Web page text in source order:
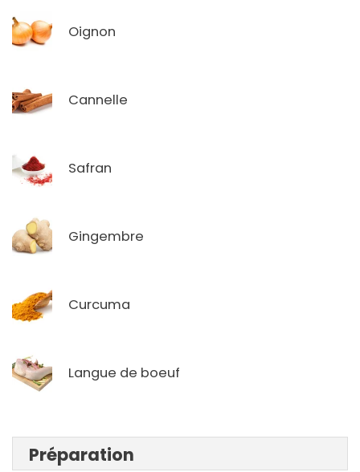
Oignon
Cannelle
Safran
Gingembre
Curcuma
Langue de boeuf
Préparation